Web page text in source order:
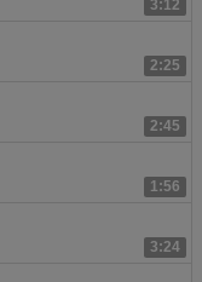
3:12
2:25
2:45
1:56
3:24